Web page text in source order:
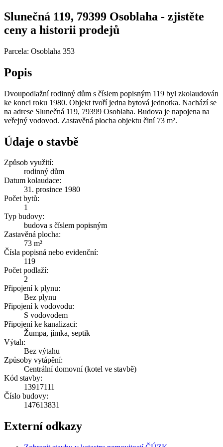
Slunečná 119, 79399 Osoblaha - zjistěte
ceny a historii prodejů
Parcela: Osoblaha 353
Popis
Dvoupodlažní rodinný dům s číslem popisným 119 byl zkolaudován
ke konci roku 1980. Objekt tvoří jedna bytová jednotka. Nachází se
na adrese Slunečná 119, 79399 Osoblaha. Budova je napojena na
veřejný vodovod. Zastavěná plocha objektu činí 73 m².
Údaje o stavbě
Způsob využití:
rodinný dům
Datum kolaudace:
31. prosince 1980
Počet bytů:
1
Typ budovy:
budova s číslem popisným
Zastavěná plocha:
73 m²
Čísla popisná nebo evidenční:
119
Počet podlaží:
2
Připojení k plynu:
Bez plynu
Připojení k vodovodu:
S vodovodem
Připojení ke kanalizaci:
Žumpa, jímka, septik
Výtah:
Bez výtahu
Způsoby vytápění:
Centrální domovní (kotel ve stavbě)
Kód stavby:
13917111
Číslo budovy:
147613831
Externí odkazy